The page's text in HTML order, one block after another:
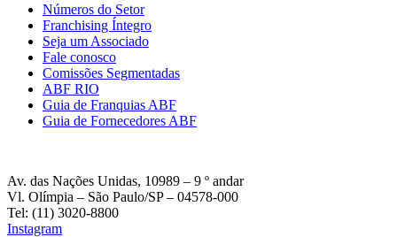
Números do Setor
Franchising Íntegro
Seja um Associado
Fale conosco
Comissões Segmentadas
ABF RIO
Guia de Franquias ABF
Guia de Fornecedores ABF
Av. das Nações Unidas, 10989 – 9 º andar
Vl. Olímpia – São Paulo/SP – 04578-000
Tel: (11) 3020-8800
Instagram